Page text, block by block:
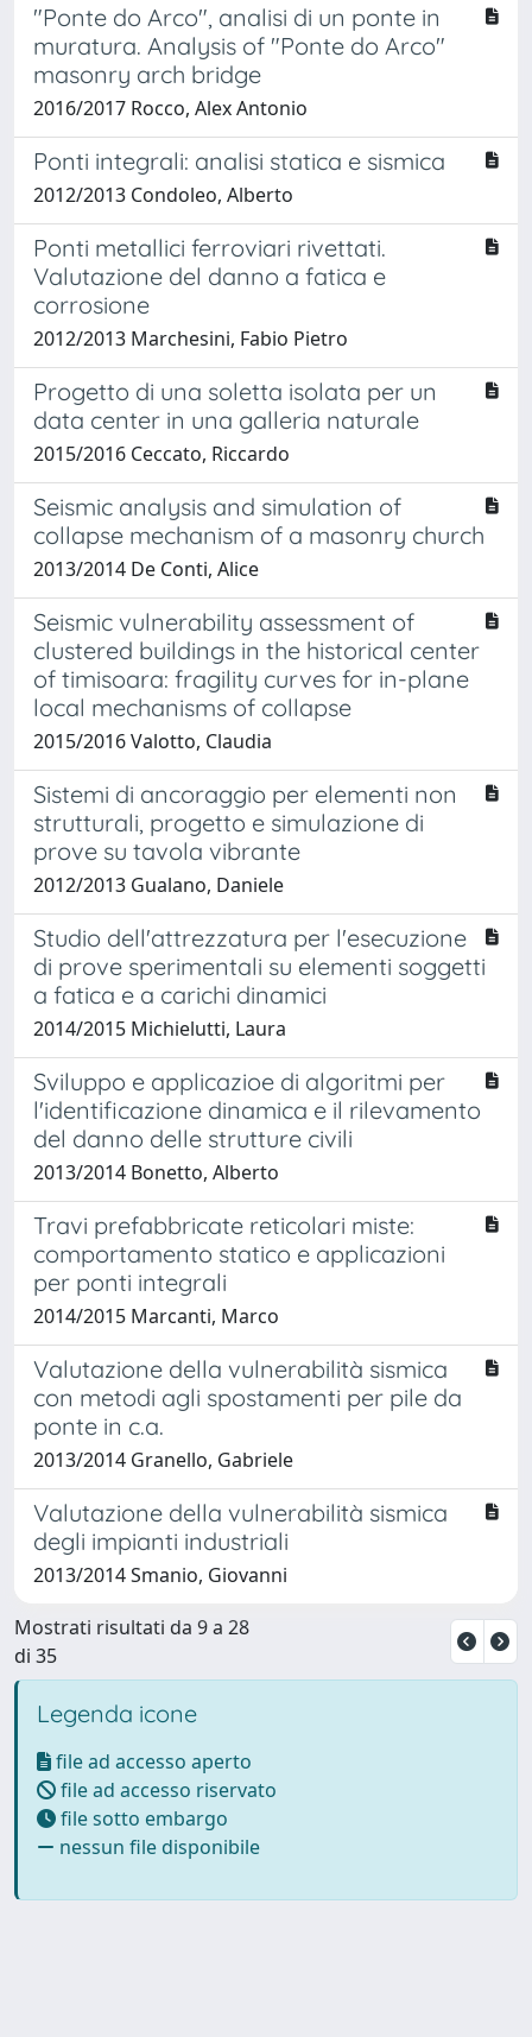
"Ponte do Arco", analisi di un ponte in
muratura. Analysis of "Ponte do Arco"
masonry arch bridge
2016/2017 Rocco, Alex Antonio
Ponti integrali: analisi statica e sismica
2012/2013 Condoleo, Alberto
Ponti metallici ferroviari rivettati.
Valutazione del danno a fatica e
corrosione
2012/2013 Marchesini, Fabio Pietro
Progetto di una soletta isolata per un
data center in una galleria naturale
2015/2016 Ceccato, Riccardo
Seismic analysis and simulation of
collapse mechanism of a masonry church
2013/2014 De Conti, Alice
Seismic vulnerability assessment of
clustered buildings in the historical center
of timisoara: fragility curves for in-plane
local mechanisms of collapse
2015/2016 Valotto, Claudia
Sistemi di ancoraggio per elementi non
strutturali, progetto e simulazione di
prove su tavola vibrante
2012/2013 Gualano, Daniele
Studio dell'attrezzatura per l'esecuzione
di prove sperimentali su elementi soggetti
a fatica e a carichi dinamici
2014/2015 Michielutti, Laura
Sviluppo e applicazioe di algoritmi per
l'identificazione dinamica e il rilevamento
del danno delle strutture civili
2013/2014 Bonetto, Alberto
Travi prefabbricate reticolari miste:
comportamento statico e applicazioni
per ponti integrali
2014/2015 Marcanti, Marco
Valutazione della vulnerabilità sismica
con metodi agli spostamenti per pile da
ponte in c.a.
2013/2014 Granello, Gabriele
Valutazione della vulnerabilità sismica
degli impianti industriali
2013/2014 Smanio, Giovanni
Mostrati risultati da 9 a 28
di 35
Legenda icone
file ad accesso aperto
file ad accesso riservato
file sotto embargo
nessun file disponibile